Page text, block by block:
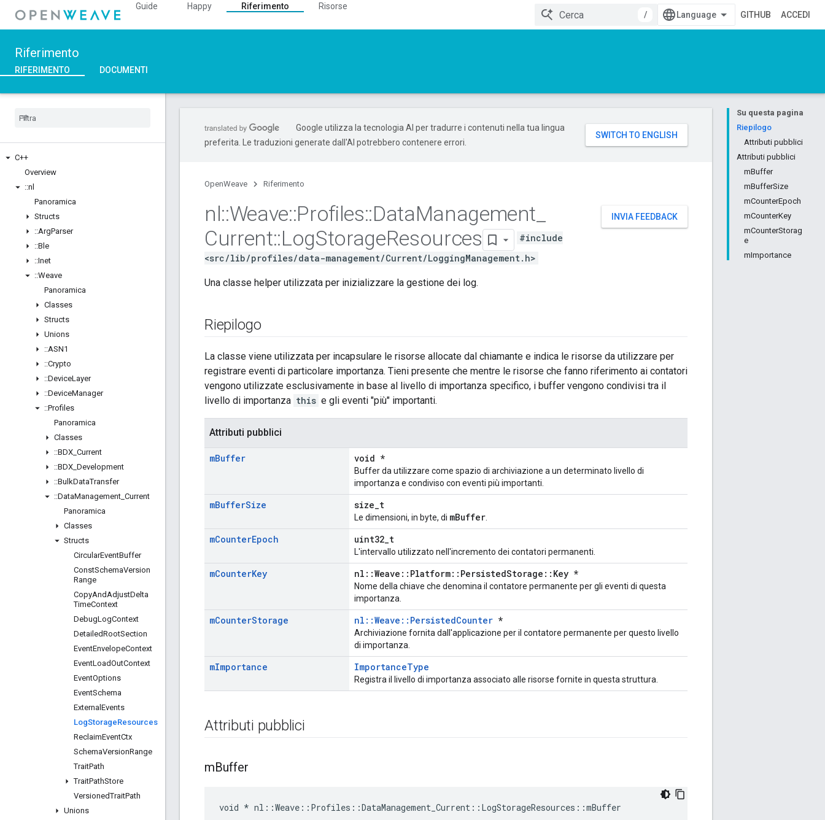
Guide Happy Riferimento
Risorse
/
GITHUB ACCEDI
Riferimento
RIFERIMENTO DOCUMENTI
C++
Overview
::nl
Panoramica
Structs
::ArgParser
::Ble
::Inet
::Weave
Panoramica
Classes
Structs
Unions
::ASN1
::Crypto
::DeviceLayer
::DeviceManager
::Profiles
Panoramica
Classes
::BDX Current
::BDX Development
::BulkDataTransfer
::DataManagement Current
Panoramica
Classes
Structs
CircularEventBuffer
ConstSchemaVersion
Range
CopyAndAdjustDelta
TimeContext
DebugLogContext
DetailedRootSection
EventEnvelopeContext
EventLoadOutContext
EventOptions
EventSchema
External Events
LogStorageResources
ReclaimEventCtx
SchemaVersionRange
TraitPath
TraitPathStore
VersionedTraitPath
Unions
Su questa pagina
Riepilogo
Attributi pubblici
Attributi pubblici
mBuffer
mBufferSize
mCounterEpoch
mCounterKey
mCounterStorag
e
mImportance
Google utilizza la tecnologia AI per tradurre i contenuti nella tua lingua
preferita. Le traduzioni generate dall'AI potrebbero contenere errori.
OpenWeave Riferimento
INVIA FEEDBACK
nl::Weave::Profiles::DataManagement
Current::LogStorageResources
#include
<src/lib/profiles/data-management/Current/LoggingManagement.h>
Una classe helper utilizzata per inizializzare la gestione dei log.
Riepilogo
La classe viene utilizzata per incapsulare le risorse allocate dal chiamante e indica le risorse da utilizzare per
registrare eventi di particolare importanza. Tieni presente che mentre le risorse che fanno riferimento ai contatori
vengono utilizzate esclusivamente in base al livello di importanza specifico, i buffer vengono condivisi tra il
livello di importanza this e gli eventi "più" importanti.
Attributi pubblici
mBuffer void *
Buffer da utilizzare come spazio di archiviazione a un determinato livello di
importanza e condiviso con eventi più importanti.
mBufferSize size_t
Le dimensioni, in byte, di mBuffer
mCounterEpoch uint32_t
L'intervallo utilizzato nell'incremento dei contatori permanenti.
mCounterKey nl::Weave::Platform::PersistedStorage::Key *
Nome della chiave che denomina il contatore permanente per gli eventi di questa
importanza.
mCounterStorage nl::Weave::PersistedCounter *
Archiviazione fornita dall'applicazione per il contatore permanente per questo livello
di importanza.
mImportance ImportanceType
Registra il livello di importanza associato alle risorse fornite in questa struttura.
Attributi pubblici
mBuffer
void * nl::Weave::Profiles::DataManagement_Current::LogStorageResources::mBuffer